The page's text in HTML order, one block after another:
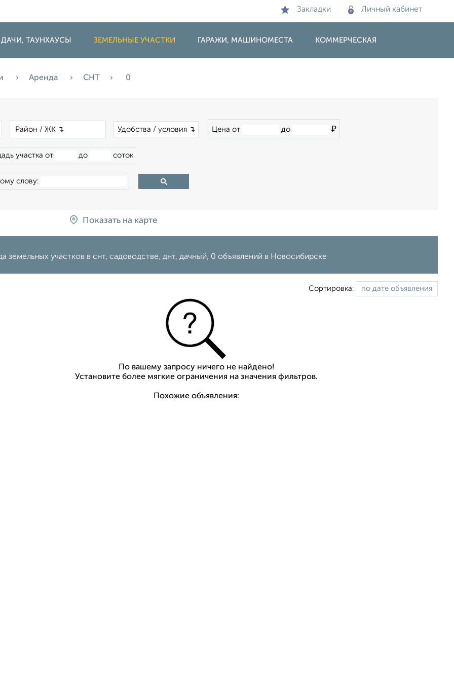
Закладки Личный кабинет
ТАУНХАУСЫ ЗЕМЕЛЬНЫЕ УЧАСТКИ ГАРАЖИ, МАШИНОМЕСТА КОММЕРЧЕСКАЯ
Аренда СНТ 0
Удобства / условия ↴ Цена от до ₽
участка от до соток
слову:
Показать на карте
земельных участков в снт, садоводстве, днт, дачный, 0 объявлений в Новосибирске
Сортировка:
По вашему запросу ничего не найдено!
Установите более мягкие ограничения на значения фильтров.
Похожие объявления: